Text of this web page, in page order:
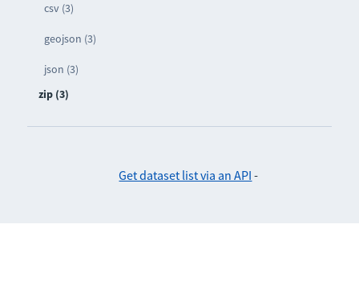
csv (3)
geojson (3)
json (3)
zip (3)
Get dataset list via an API -